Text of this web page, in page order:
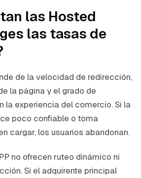
las Hosted
las tasas de
de la velocidad de redirección,
la página y el grado de
la experiencia del comercio. Si la
poco confiable o toma
cargar, los usuarios abandonan.
no ofrecen ruteo dinámico ni
Si el adquirente principal